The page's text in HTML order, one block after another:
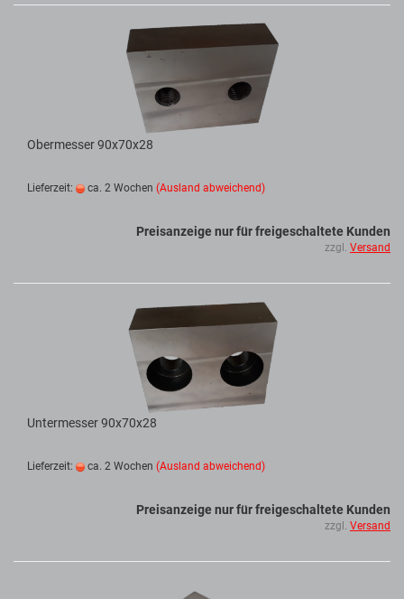
Obermesser 90x70x28
Lieferzeit: ca. 2 Wochen (Ausland abweichend)
Preisanzeige nur für freigeschaltete Kunden
zzgl. Versand
Untermesser 90x70x28
Lieferzeit: ca. 2 Wochen (Ausland abweichend)
Preisanzeige nur für freigeschaltete Kunden
zzgl. Versand